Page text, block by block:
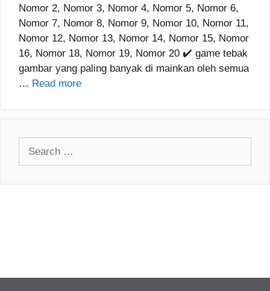
Nomor 2, Nomor 3, Nomor 4, Nomor 5, Nomor 6,
Nomor 7, Nomor 8, Nomor 9, Nomor 10, Nomor 11,
Nomor 12, Nomor 13, Nomor 14, Nomor 15, Nomor
16, Nomor 18, Nomor 19, Nomor 20 ✔️ game tebak
gambar yang paling banyak di mainkan oleh semua
… Read more